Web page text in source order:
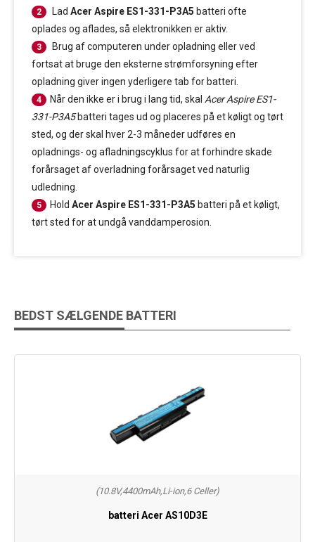
2 Lad Acer Aspire ES1-331-P3A5 batteri ofte
oplades og aflades, så elektronikken er aktiv.
3
Brug af computeren under opladning eller ved
fortsat at bruge den eksterne strømforsyning efter
opladning giver ingen yderligere tab for batteri.
4 Når den ikke er i brug i lang tid, skal Acer Aspire ES1-
331-P3A5batteri tages ud og placeres på et køligt og tørt
sted, og der skal hver 2-3 måneder udføres en
opladnings- og afladningscyklus for at forhindre skade
forårsaget af overladning forårsaget ved naturlig
udledning.
5 Hold Acer Aspire ES1-331-P3A5 batteri på et køligt,
tørt sted for at undgå vanddamperosion.
BEDST SÆLGENDE BATTERI
(10.8V,4400mAh,Li-ion,6 Celler)
batteri Acer AS10D3E